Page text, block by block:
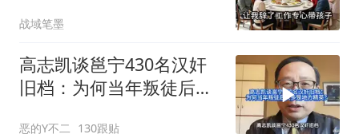
战域笔墨
高志凯谈邕宁430名汉奸
旧档：为何当年叛徒后人
恶的Y不二 130跟贴